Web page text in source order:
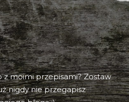
z moimi przepisami? Zostaw
nigdy nie przegapisz